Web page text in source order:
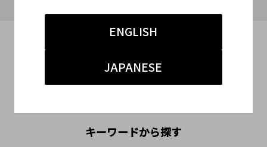
ENGLISH
JAPANESE
キーワードから探す